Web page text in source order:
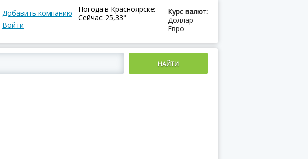
Курс валют:
Доллар
Евро
Погода в Красноярске:
Сейчас: 25,33°
Добавить компанию
Войти